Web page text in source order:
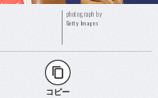
photograph by
Getty Images
コピー